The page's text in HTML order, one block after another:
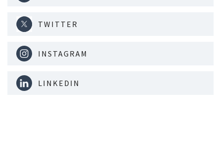
TWITTER
INSTAGRAM
LINKEDIN